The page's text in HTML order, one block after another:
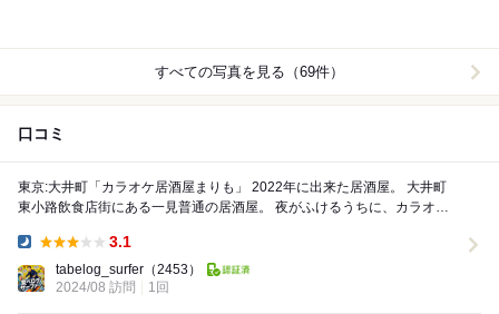
すべての写真を見る（69件）
口コミ
東京:大井町「カラオケ居酒屋まりも」 2022年に出来た居酒屋。 大井町
東小路飲食店街にある一見普通の居酒屋。 夜がふけるうちに、カラオケ
3.1
tabelog_surfer （2453）
2024/08 訪問
1回